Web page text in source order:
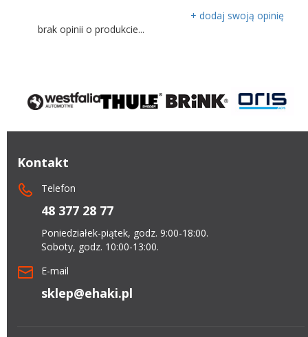
+ dodaj swoją opinię
brak opinii o produkcie...
Kontakt
Telefon
48 377 28 77
Poniedziałek-piątek, godz. 9:00-18:00.
Soboty, godz. 10:00-13:00.
E-mail
sklep@ehaki.pl